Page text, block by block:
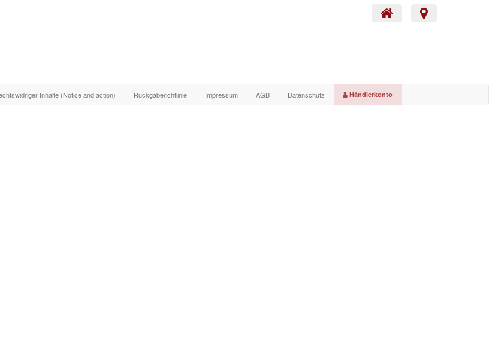
Inhalte (Notice and action) Rückgaberichtlinie Impressum AGB Datenschutz Händlerkonto